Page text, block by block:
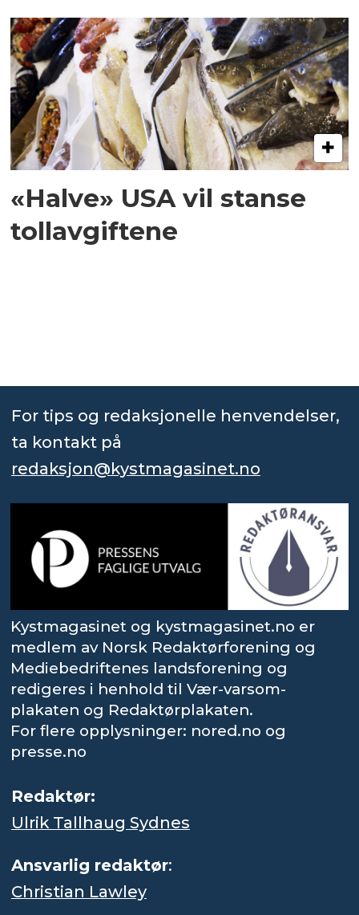
«Halve» USA vil stanse
tollavgiftene
For tips og redaksjonelle henvendelser,
ta kontakt på
redaksjon@kystmagasinet.no
Kystmagasinet og kystmagasinet.no er
medlem av Norsk Redaktørforening og
Mediebedriftenes landsforening og
redigeres i henhold til Vær-varsom-
plakaten og Redaktørplakaten.
For flere opplysninger: nored.no og
presse.no
Redaktør:
Ulrik Tallhaug Sydnes
Ansvarlig redaktør:
Christian Lawley